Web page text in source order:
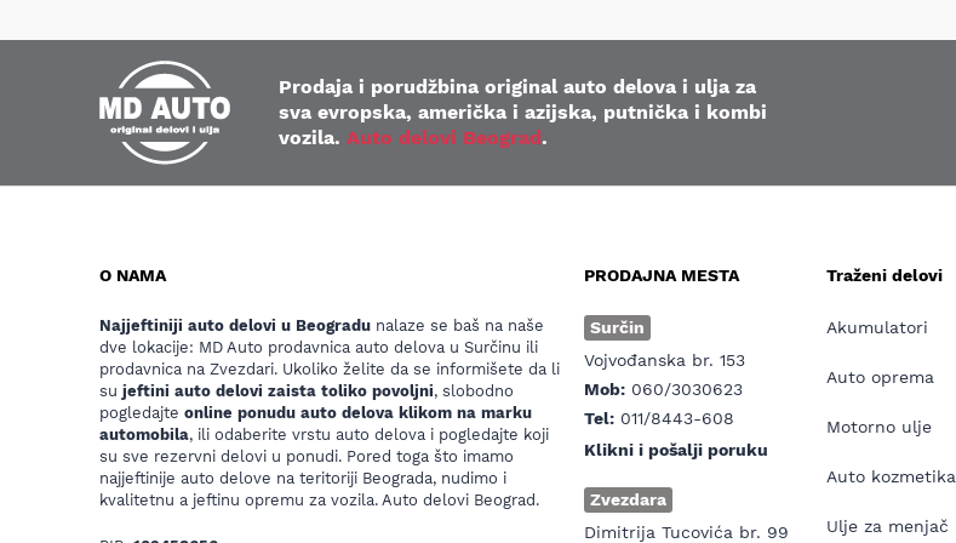
Prodaja i porudžbina original auto delova i ulja za
sva evropska, američka i azijska, putnička i kombi
vozila. Auto delovi Beograd.
O NAMA
Najjeftiniji auto delovi u Beogradu nalaze se baš na naše
dve lokacije: MD Auto prodavnica auto delova u Surčinu ili
prodavnica na Zvezdari. Ukoliko želite da se informišete da li
su jeftini auto delovi zaista toliko povoljni, slobodno
pogledajte online ponudu auto delova klikom na marku
automobila, ili odaberite vrstu auto delova i pogledajte koji
su sve rezervni delovi u ponudi. Pored toga što imamo
najjeftinije auto delove na teritoriji Beograda, nudimo i
kvalitetnu a jeftinu opremu za vozila. Auto delovi Beograd.
PRODAJNA MESTA
Surčin
Vojvođanska br. 153
Mob: 060/3030623
Tel: 011/8443-608
Klikni i pošalji poruku
Zvezdara
Dimitrija Tucovića br. 99
Traženi delovi
Akumulatori
Auto oprema
Motorno ulje
Auto kozmetika
Ulje za menjač